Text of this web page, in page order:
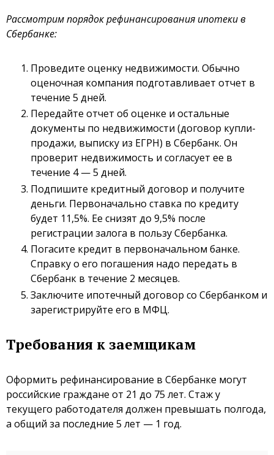
Рассмотрим порядок рефинансирования ипотеки в
Сбербанке:
Проведите оценку недвижимости. Обычно
оценочная компания подготавливает отчет в
течение 5 дней.
Передайте отчет об оценке и остальные
документы по недвижимости (договор купли-
продажи, выписку из ЕГРН) в Сбербанк. Он
проверит недвижимость и согласует ее в
течение 4 — 5 дней.
Подпишите кредитный договор и получите
деньги. Первоначально ставка по кредиту
будет 11,5%. Ее снизят до 9,5% после
регистрации залога в пользу Сбербанка.
Погасите кредит в первоначальном банке.
Справку о его погашения надо передать в
Сбербанк в течение 2 месяцев.
Заключите ипотечный договор со Сбербанком и
зарегистрируйте его в МФЦ.
Требования к заемщикам
Оформить рефинансирование в Сбербанке могут
российские граждане от 21 до 75 лет. Стаж у
текущего работодателя должен превышать полгода,
а общий за последние 5 лет — 1 год.